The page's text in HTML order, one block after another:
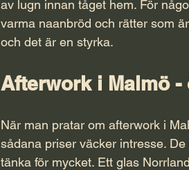
av lugn innan tåget hem. För
varma naanbröd och rätter som
och det är en styrka.
Afterwork i Malmö
När man pratar om afterwork i
sådana priser väcker intresse.
tänka för mycket. Ett glas